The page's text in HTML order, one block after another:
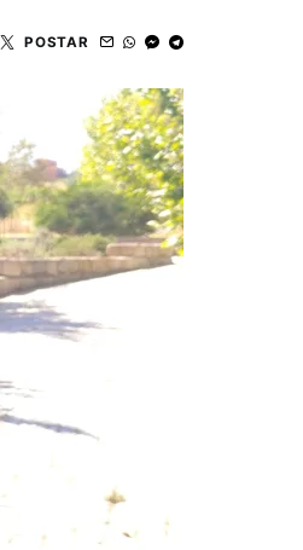
POSTAR